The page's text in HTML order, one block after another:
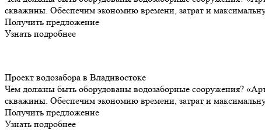
скважины. Обеспечим экономию времени, затрат и
Получить предложение
Узнать подробнее
Проект водозабора в Владивостоке
Чем должны быть оборудованы водозаборные сооружения?
скважины. Обеспечим экономию времени, затрат и
Получить предложение
Узнать подробнее